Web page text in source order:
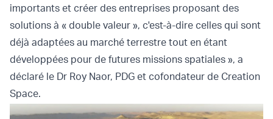
importants et créer des entreprises proposant des
solutions à « double valeur », c'est-à-dire celles qui sont
déjà adaptées au marché terrestre tout en étant
développées pour de futures missions spatiales », a
déclaré le Dr Roy Naor, PDG et cofondateur de Creation
Space.